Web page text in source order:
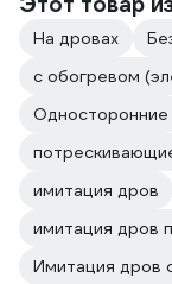
На дровах
с обогревом
Односторонние
имитация дров
имитация дров
Имитация дров